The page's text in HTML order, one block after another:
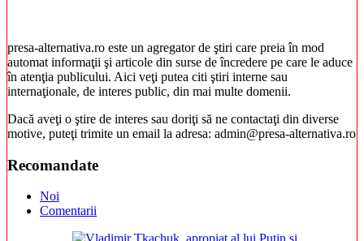
presa-alternativa.ro este un agregator de ştiri care preia în mod
automat informaţii şi articole din surse de încredere pe care le aduce
în atenţia publicului. Aici veţi putea citi ştiri interne sau
internaţionale, de interes public, din mai multe domenii.
Dacă aveţi o ştire de interes sau doriţi să ne contactaţi din diverse
motive, puteţi trimite un email la adresa: admin@presa-alternativa.ro
Recomandate
Noi
Comentarii